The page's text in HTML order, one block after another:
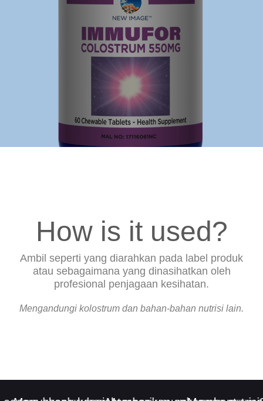
Well-being
Aids in your
body's natural
repair processes
How is it used?
Ambil seperti yang diarahkan pada label produk
atau sebagaimana yang dinasihatkan oleh
profesional penjagaan kesihatan.
Mengandungi kolostrum dan bahan-bahan nutrisi lain.